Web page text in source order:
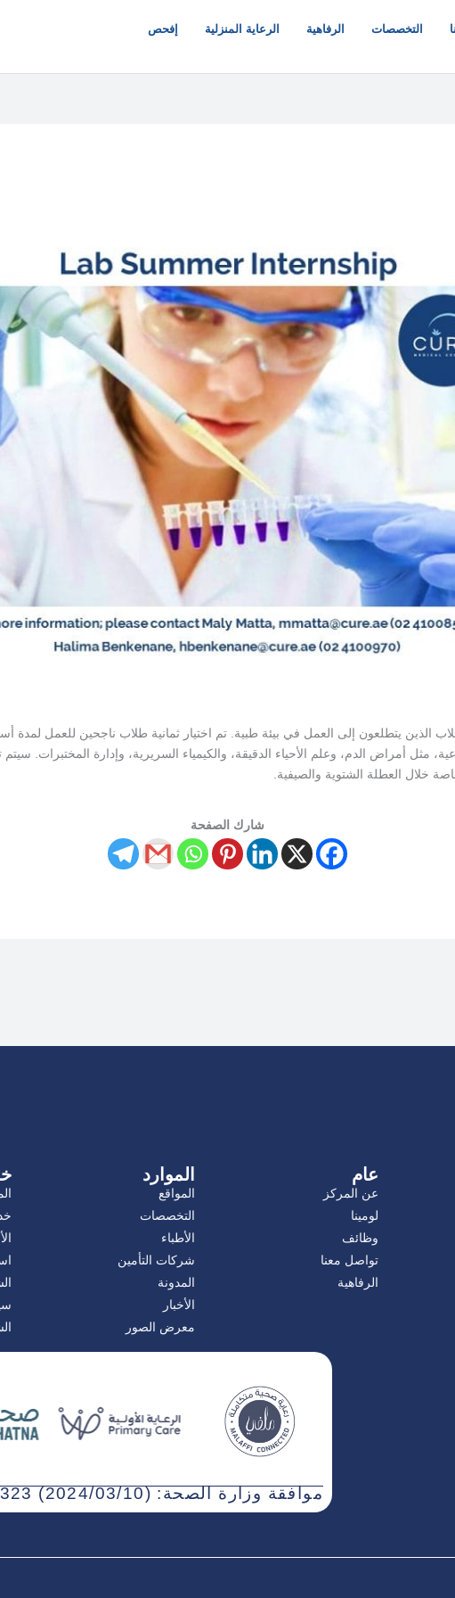
التخصصات الرفاهية الرعاية المنزلية إفحص
الذين يتطلعون إلى العمل في بيئة طبية. تم اختيار ثمانية طلاب ناجحين للعمل لمدة
أمراض الدم، وعلم الأحياء الدقيقة، والكيمياء السريرية، وإدارة المختبرات. سيتم
خلال العطلة الشتوية والصيفية.
شارك الصفحة
عام
عن المركز
لومينا
وظائف
تواصل معنا
الرفاهية
الموارد
المواقع
التخصصات
الأطباء
شركات التأمين
المدونة
الأخبار
معرض الصور
موافقة وزارة الصحة: WN3NJ5AT-030323 (2024/03/10)